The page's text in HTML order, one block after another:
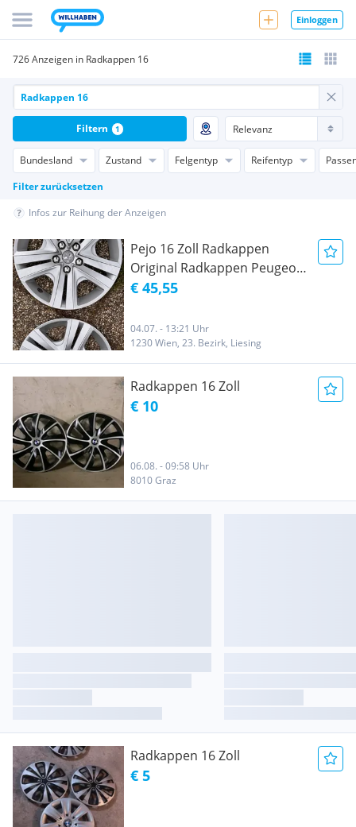
Einloggen
726 Anzeigen in Radkappen 16
Bundesland Zustand Felgentyp Reifentyp
Filter zurücksetzen
Filtern 1
Infos zur Reihung der Anzeigen
Pejo 16 Zoll Radkappen
Original Radkappen Peugeot
16 Zoll 4 Stück
€ 45,55
04.07. - 13:21 Uhr
1230 Wien, 23. Bezirk, Liesing
Radkappen 16 Zoll
€ 10
06.08. - 09:58 Uhr
8010 Graz
Radkappen 16 Zoll
€ 5